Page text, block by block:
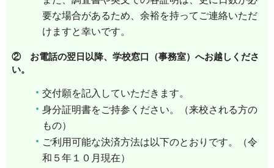
要な場合があるため、余裕を持ってご連絡いただ
けますと幸いです。
② お電話の翌日以降、学校窓口（事務室）へお越しくださ
い。
交付願を記入していただきます。
身分証明書をご持参ください。（来校される方の
もの）
ご利用可能な決済方法は以下のとおりです。（令
和５年１０月現在）